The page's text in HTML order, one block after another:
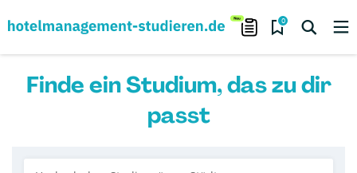
0
Finde ein Studium, das zu dir
passt